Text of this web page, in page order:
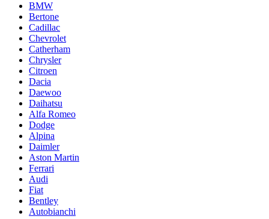
BMW
Bertone
Cadillac
Chevrolet
Catherham
Chrysler
Citroen
Dacia
Daewoo
Daihatsu
Alfa Romeo
Dodge
Alpina
Daimler
Aston Martin
Ferrari
Audi
Fiat
Bentley
Autobianchi